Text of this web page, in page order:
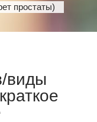
простаты)
виды